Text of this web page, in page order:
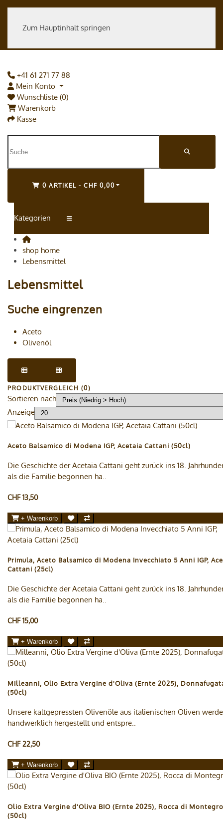
Zum Hauptinhalt springen
+41 61 271 77 88
Mein Konto
Wunschliste (0)
Warenkorb
Kasse
0 ARTIKEL - CHF 0,00
Kategorien
shop home
Lebensmittel
Lebensmittel
Suche eingrenzen
Aceto
Olivenöl
PRODUKTVERGLEICH (0)
Sortieren nach
Anzeige
Aceto Balsamico di Modena IGP, Acetaia Cattani (50cl)
Die Geschichte der Acetaia Cattani geht zurück ins 18.
als die Familie begonnen ha..
CHF 13,50
+ Warenkorb
Primula, Aceto Balsamico di Modena Invecchiato 5 Anni IGP,
Cattani (25cl)
Die Geschichte der Acetaia Cattani geht zurück ins 18.
als die Familie begonnen ha..
CHF 15,00
+ Warenkorb
Milleanni, Olio Extra Vergine d'Oliva (Ernte 2025),
(50cl)
Unsere kaltgepressten Olivenöle aus italienischen Oliven
handwerklich hergestellt und entspre..
CHF 22,50
+ Warenkorb
Olio Extra Vergine d'Oliva BIO (Ernte 2025), Rocca di
(50cl)